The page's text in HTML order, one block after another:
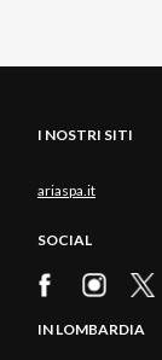
I NOSTRI SITI
ariaspa.it
SOCIAL
IN LOMBARDIA